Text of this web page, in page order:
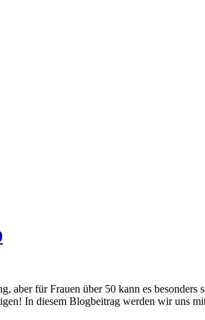
aber für Frauen über 50 kann es
In diesem Blogbeitrag werden wir uns